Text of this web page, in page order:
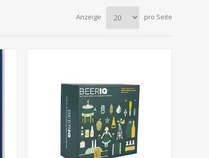
Anzeige pro Seite